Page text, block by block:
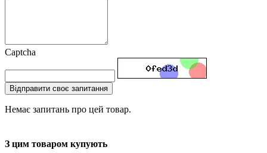
Captcha
Відправити своє запитання
Немає запитань про цей товар.
З цим товаром купують